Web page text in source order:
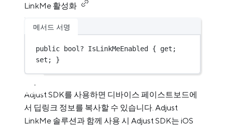
LinkMe 활성화
메서드 서명
public bool? IsLinkMeEnabled { get;
set; }
Adjust SDK를 사용하면 디바이스 페이스트보드에
서 딥링크 정보를 복사할 수 있습니다. Adjust
LinkMe 솔루션과 함께 사용 시 Adjust SDK는 iOS